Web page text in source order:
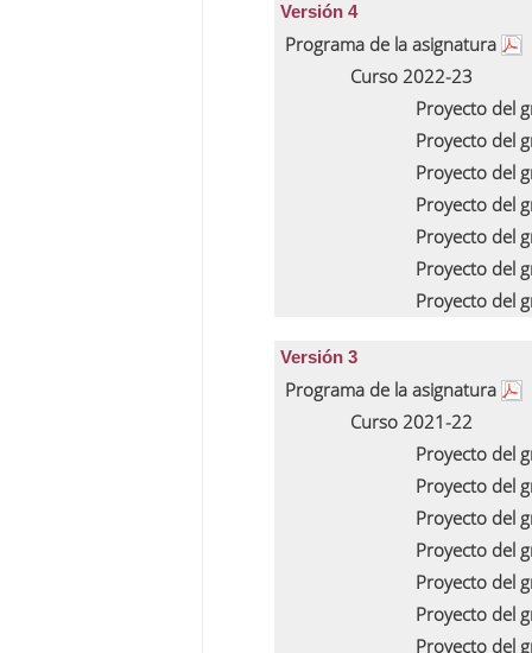
Versión 4
Programa de la asignatura
Curso 2022-23
Proyecto del
Proyecto del
Proyecto del
Proyecto del
Proyecto del
Proyecto del
Proyecto del
Versión 3
Programa de la asignatura
Curso 2021-22
Proyecto del
Proyecto del
Proyecto del
Proyecto del
Proyecto del
Proyecto del
Proyecto del